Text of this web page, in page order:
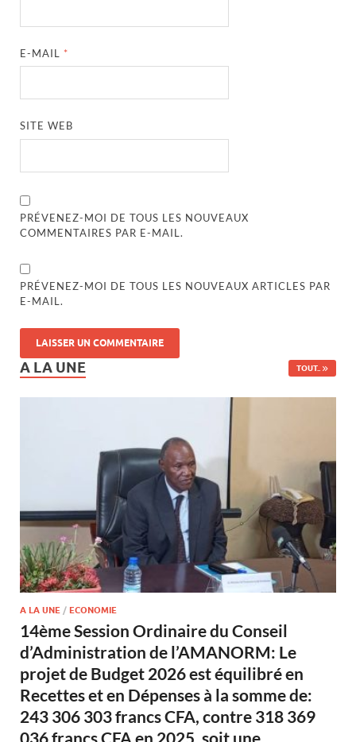
E-MAIL *
SITE WEB
PRÉVENEZ-MOI DE TOUS LES NOUVEAUX
COMMENTAIRES PAR E-MAIL.
PRÉVENEZ-MOI DE TOUS LES NOUVEAUX ARTICLES PAR
E-MAIL.
A LA UNE TOUT..
A LA UNE / ECONOMIE
14ème Session Ordinaire du Conseil
d’Administration de l’AMANORM: Le
projet de Budget 2026 est équilibré en
Recettes et en Dépenses à la somme de:
243 306 303 francs CFA, contre 318 369
036 francs CFA en 2025, soit une